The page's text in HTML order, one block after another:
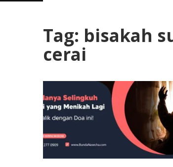
Tag: bisakah
cerai